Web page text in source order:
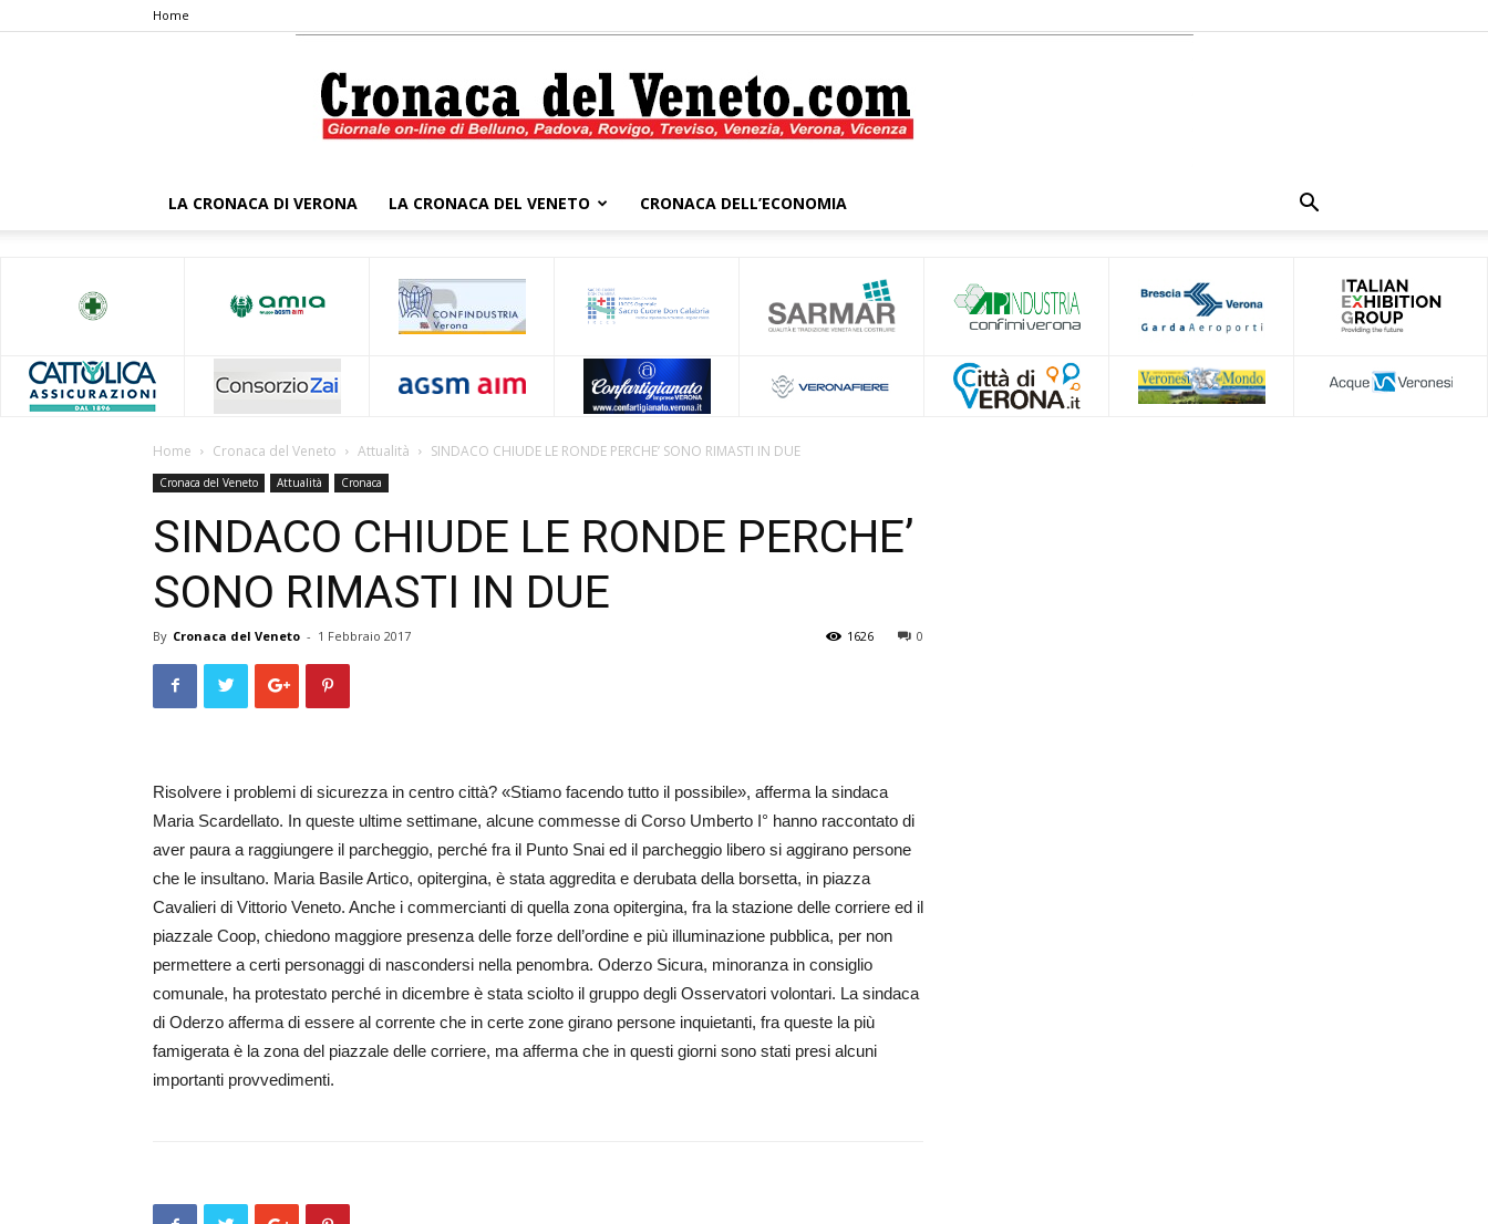
Home
Veneto
LA CRONACA DI VERONA LA CRONACA DEL VENETO CRONACA DELL’ECONOMIA
Home Cronaca del Veneto Attualità SINDACO CHIUDE LE RONDE PERCHE’ SONO RIMASTI IN DUE
Cronaca del Veneto Attualità Cronaca
SINDACO CHIUDE LE RONDE PERCHE’
SONO RIMASTI IN DUE
By Cronaca del Veneto - 1 Febbraio 2017 0
1626
Risolvere i problemi di sicurezza in centro città? «Stiamo facendo tutto il possibile», afferma la sindaca
Maria Scardellato. In queste ultime settimane, alcune commesse di Corso Umberto I° hanno raccontato di
aver paura a raggiungere il parcheggio, perché fra il Punto Snai ed il parcheggio libero si aggirano persone
che le insultano. Maria Basile Artico, opitergina, è stata aggredita e derubata della borsetta, in piazza
Cavalieri di Vittorio Veneto. Anche i commercianti di quella zona opitergina, fra la stazione delle corriere ed il
piazzale Coop, chiedono maggiore presenza delle forze dell’ordine e più illuminazione pubblica, per non
permettere a certi personaggi di nascondersi nella penombra. Oderzo Sicura, minoranza in consiglio
comunale, ha protestato perché in dicembre è stata sciolto il gruppo degli Osservatori volontari. La sindaca
di Oderzo afferma di essere al corrente che in certe zone girano persone inquietanti, fra queste la più
famigerata è la zona del piazzale delle corriere, ma afferma che in questi giorni sono stati presi alcuni
importanti provvedimenti.